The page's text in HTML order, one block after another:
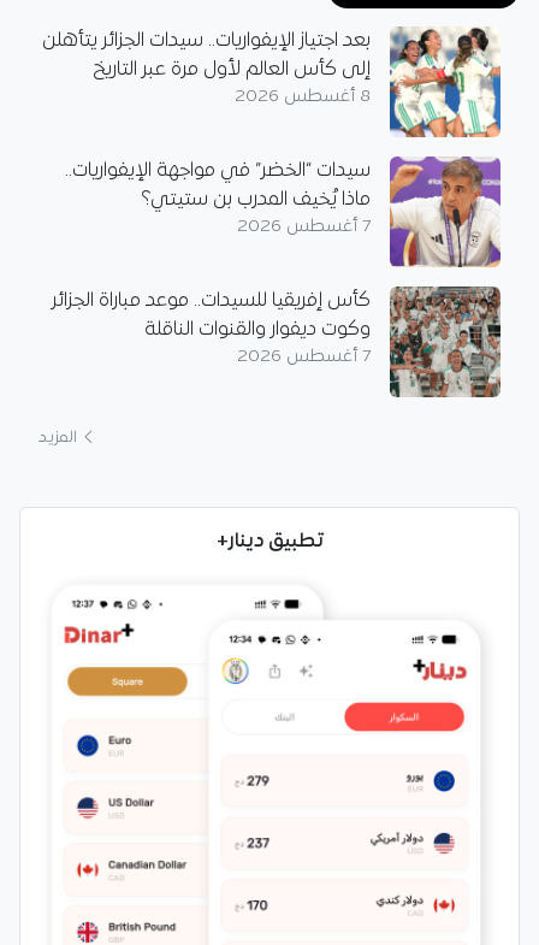
بعد اجتياز الإيفواريات.. سيدات الجزائر يتأهلن
إلى كأس العالم لأول مرة عبر التاريخ
8 أغسطس 2026
سيدات “الخضر” في مواجهة الإيفواريات..
ماذا يُخيف المدرب بن ستيتي؟
7 أغسطس 2026
كأس إفريقيا للسيدات.. موعد مباراة الجزائر
وكوت ديفوار والقنوات الناقلة
7 أغسطس 2026
المزيد
تطبيق دينار+